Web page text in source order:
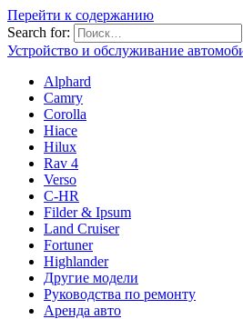
Перейти к содержанию
Search for:
Устройство и обслуживание
Alphard
Camry
Corolla
Hiace
Hilux
Rav 4
Verso
C-HR
Filder & Ipsum
Land Cruiser
Fortuner
Highlander
Другие модели
Руководства по ремонту
Аренда авто